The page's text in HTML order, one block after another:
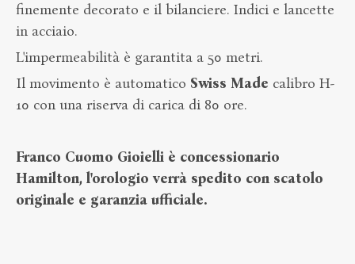
finemente decorato e il bilanciere. Indici e lancette
in acciaio.
L'impermeabilità è garantita a 50 metri.
Il movimento è automatico Swiss Made calibro H-
10 con una riserva di carica di 80 ore.
Franco Cuomo Gioielli è concessionario
Hamilton, l'orologio verrà spedito con scatolo
originale e garanzia ufficiale.